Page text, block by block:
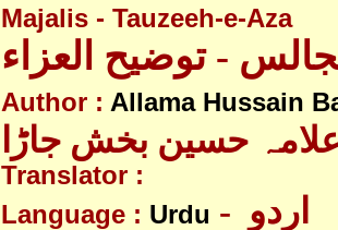
Majalis - Tauzeeh-e-Aza
- توضیح العزاء
Author : Allama Hussain
حسین بخش جاڑا
Translator :
Language : Urdu